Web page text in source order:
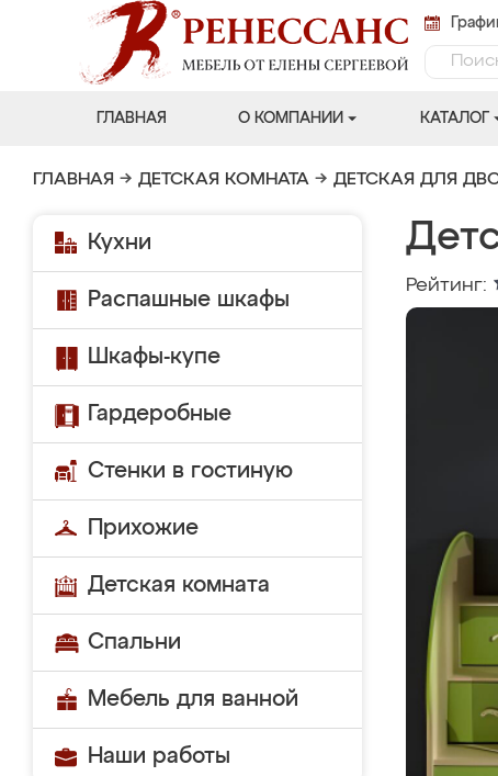
ГЛАВНАЯ О КОМПАНИИ КАТАЛОГ
ГЛАВНАЯ → ДЕТСКАЯ КОМНАТА → ДЕТСКАЯ ДЛЯ
Кухни
Распашные шкафы
Шкафы-купе
Гардеробные
Стенки в гостиную
Прихожие
Детская комната
Спальни
Мебель для ванной
Наши работы
Рейтинг: